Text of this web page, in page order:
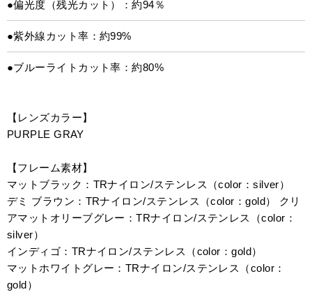
●偏光度（残光カット）：約94％
●紫外線カット率：約99%
●ブルーライトカット率：約80%
【レンズカラー】
PURPLE GRAY
【フレーム素材】
マットブラック：TRナイロン/ステンレス（color：silver）
デミ ブラウン：TRナイロン/ステンレス（color：gold） クリ
アマットオリーブグレー：TRナイロン/ステンレス（color：
silver）
インディゴ：TRナイロン/ステンレス（color：gold）
マットホワイトグレー：TRナイロン/ステンレス（color：
gold）